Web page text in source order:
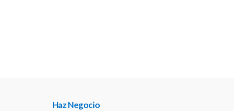
Haz Negocio